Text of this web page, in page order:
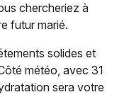
chercheriez à
futur marié.
solides et
météo, avec 31
sera votre